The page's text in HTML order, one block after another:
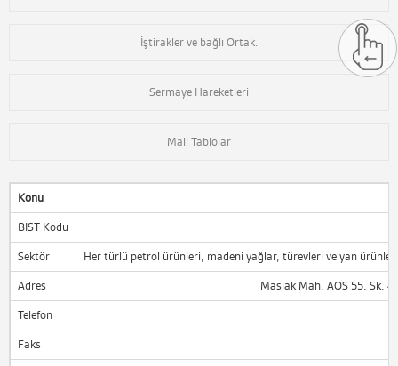
İştirakler ve bağlı Ortak.
Sermaye Hareketleri
Mali Tablolar
Konu
BIST Kodu
Sektör Her türlü petrol ürünleri, madeni yağlar, türevleri ve yan
Adres Maslak Mah. AOS 55. Sk.
Telefon
Faks